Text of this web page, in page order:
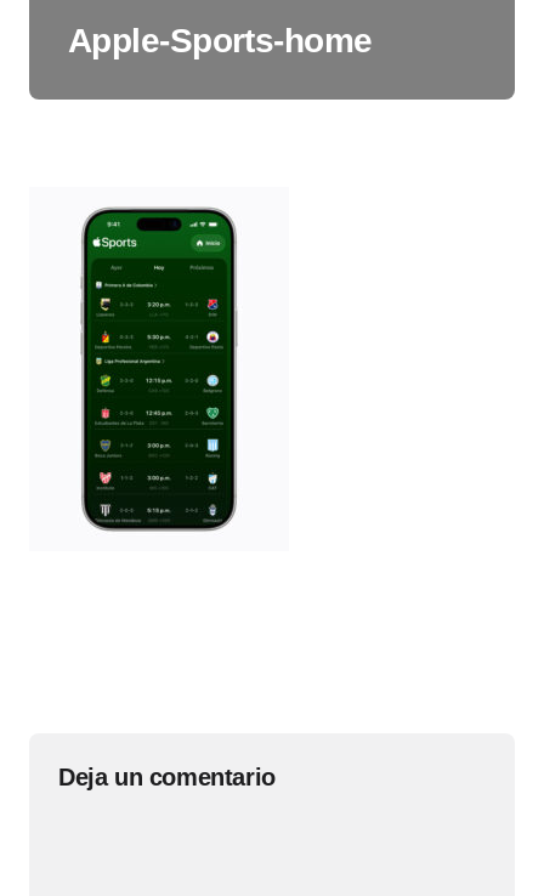
Apple-Sports-home
Deja un comentario